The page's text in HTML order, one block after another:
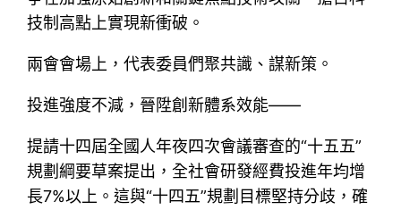
技制高點上實現新衝破。
兩會會場上，代表委員們聚共識、謀新策。
投進強度不減，晉陞創新體系效能——
提請十四屆全國人年夜四次會議審查的“十五五”
規劃綱要草案提出，全社會研發經費投進年均增
長7%以上。這與“十四五”規劃目標堅持分歧，確